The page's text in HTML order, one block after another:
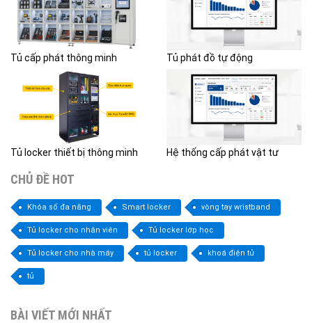
Tủ cấp phát thông minh Tủ phát đồ tự động
Tủ locker thiết bị thông minh Hệ thống cấp phát vật tư
CHỦ ĐỀ HOT
Khóa số đa năng Smart locker vòng tay wristband
Tủ locker cho nhân viên Tủ locker lớp học
Tủ locker cho nhà máy tủ locker khoá điện tử
tủ
BÀI VIẾT MỚI NHẤT